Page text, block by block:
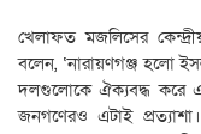
খেলাফত মজলিসের
বলেন, ‘নারায়ণগঞ্জ হলো
দলগুলোকে ঐক্যবদ্ধ করে
জনগণেরও এটাই